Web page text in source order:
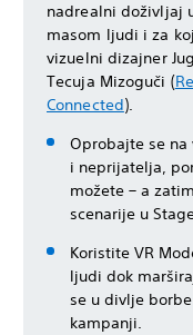
nadrealni doživljaj
masom ljudi i za
vizuelni dizajner
Tecuja Mizoguči (
Connected).
Oprobajte se na
i neprijatelja,
možete – a
scenarije u
Koristite VR
ljudi dok
se u divlje
kampanji.